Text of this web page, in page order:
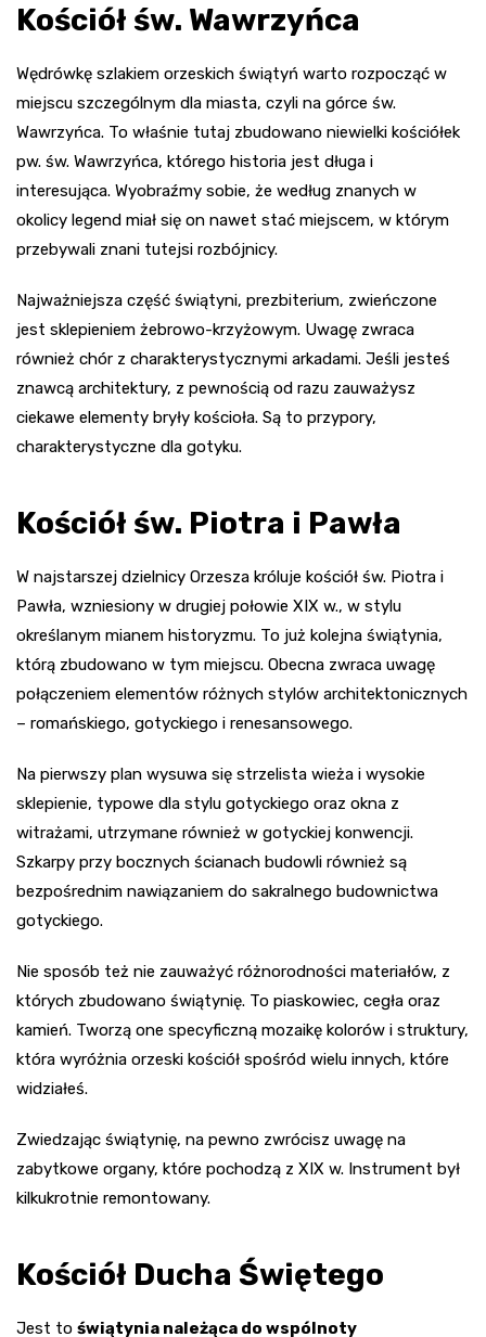
Kościół św. Wawrzyńca
Wędrówkę szlakiem orzeskich świątyń warto rozpocząć w
miejscu szczególnym dla miasta, czyli na górce św.
Wawrzyńca. To właśnie tutaj zbudowano niewielki kościółek
pw. św. Wawrzyńca, którego historia jest długa i
interesująca. Wyobraźmy sobie, że według znanych w
okolicy legend miał się on nawet stać miejscem, w którym
przebywali znani tutejsi rozbójnicy.
Najważniejsza część świątyni, prezbiterium, zwieńczone
jest sklepieniem żebrowo-krzyżowym. Uwagę zwraca
również chór z charakterystycznymi arkadami. Jeśli jesteś
znawcą architektury, z pewnością od razu zauważysz
ciekawe elementy bryły kościoła. Są to przypory,
charakterystyczne dla gotyku.
Kościół św. Piotra i Pawła
W najstarszej dzielnicy Orzesza króluje kościół św. Piotra i
Pawła, wzniesiony w drugiej połowie XIX w., w stylu
określanym mianem historyzmu. To już kolejna świątynia,
którą zbudowano w tym miejscu. Obecna zwraca uwagę
połączeniem elementów różnych stylów architektonicznych
– romańskiego, gotyckiego i renesansowego.
Na pierwszy plan wysuwa się strzelista wieża i wysokie
sklepienie, typowe dla stylu gotyckiego oraz okna z
witrażami, utrzymane również w gotyckiej konwencji.
Szkarpy przy bocznych ścianach budowli również są
bezpośrednim nawiązaniem do sakralnego budownictwa
gotyckiego.
Nie sposób też nie zauważyć różnorodności materiałów, z
których zbudowano świątynię. To piaskowiec, cegła oraz
kamień. Tworzą one specyficzną mozaikę kolorów i struktury,
która wyróżnia orzeski kościół spośród wielu innych, które
widziałeś.
Zwiedzając świątynię, na pewno zwrócisz uwagę na
zabytkowe organy, które pochodzą z XIX w. Instrument był
kilkukrotnie remontowany.
Kościół Ducha Świętego
Jest to świątynia należąca do wspólnoty